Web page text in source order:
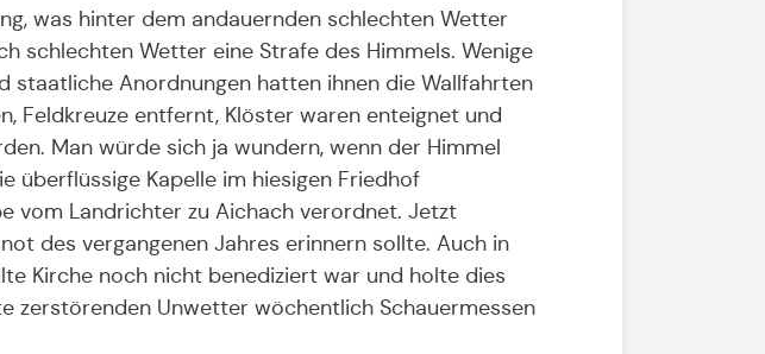
was hinter dem andauernden schlechten Wetter
schlechten Wetter eine Strafe des Himmels. Wenige
staatliche Anordnungen hatten ihnen die Wallfahrten
Feldkreuze entfernt, Klöster waren enteignet und
Man würde sich ja wundern, wenn der Himmel
überflüssige Kapelle im hiesigen Friedhof
vom Landrichter zu Aichach verordnet. Jetzt
des vergangenen Jahres erinnern sollte. Auch in
Kirche noch nicht benediziert war und holte dies
zerstörenden Unwetter wöchentlich Schauermessen